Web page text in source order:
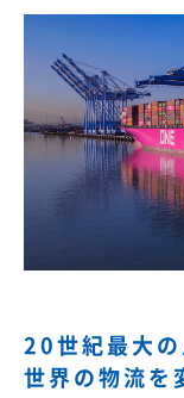
20世紀最大の
世界の物流を